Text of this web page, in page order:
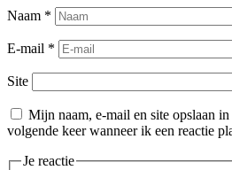
Naam *
E-mail *
Site
Mijn naam, e-mail en site opslaan
volgende keer wanneer ik een reactie
Je reactie